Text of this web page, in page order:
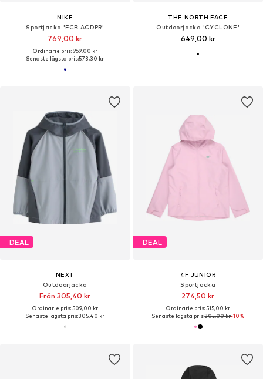
NIKE
Sportjacka 'FCB ACDPR'
769,00 kr
Ordinarie pris: 969,00 kr
Senaste lägsta pris:573,30 kr
THE NORTH FACE
Outdoorjacka 'CYCLONE'
649,00 kr
DEAL
NEXT
Outdoorjacka
Från 305,40 kr
Ordinarie pris: 509,00 kr
Senaste lägsta pris:305,40 kr
DEAL
4F JUNIOR
Sportjacka
274,50 kr
Ordinarie pris: 515,00 kr
Senaste lägsta pris:305,00 kr-10%